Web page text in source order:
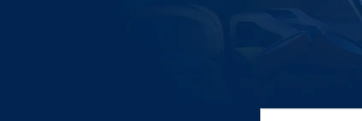
搜索职位名称或